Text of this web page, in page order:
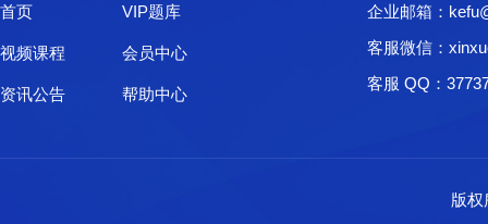
首页 VIP题库
视频课程 会员中心
资讯公告 帮助中心
企业邮箱：
客服微信：
客服 QQ：
版权